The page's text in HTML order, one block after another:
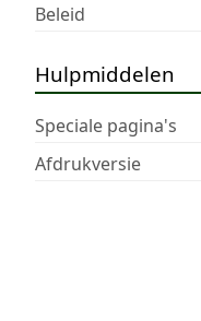
Beleid
Hulpmiddelen
Speciale pagina's
Afdrukversie